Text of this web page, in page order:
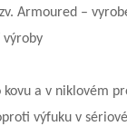
Armoured –
výroby
a v niklovém
výfuku v